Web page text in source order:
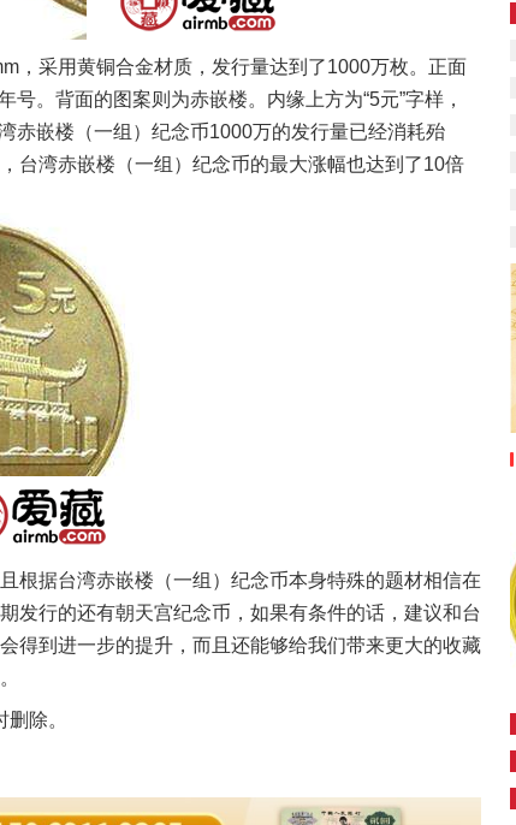
，采用黄铜合金材质，发行量达到了1000万枚。正面
。背面的图案则为赤嵌楼。内缘上方为“5元”字样，
赤嵌楼（一组）纪念币1000万的发行量已经消耗殆
台湾赤嵌楼（一组）纪念币的最大涨幅也达到了10倍
根据台湾赤嵌楼（一组）纪念币本身特殊的题材相信在
发行的还有朝天宫纪念币，如果有条件的话，建议和台
得到进一步的提升，而且还能够给我们带来更大的收藏
除。